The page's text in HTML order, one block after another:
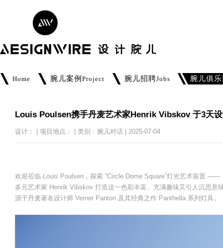
Home 腕儿案例 Project 腕儿招聘Jobs 腕儿俱
Louis Poulsen携手丹麦艺术家Henrik Vibskov 于3天
设计： | 项目地点： | 类别：腕儿对话 | 2025-07-04
欢迎莅临 Louis Poulsen，探索 “Circle Dome Square”灯光艺术装置
多元艺术家 Henrik Vibskov 打造这一色彩丰富、充满趣味又引人沉思
源于丹麦著名设计师 Verner Panton 及其经典之作 Panthella 系列灯具。